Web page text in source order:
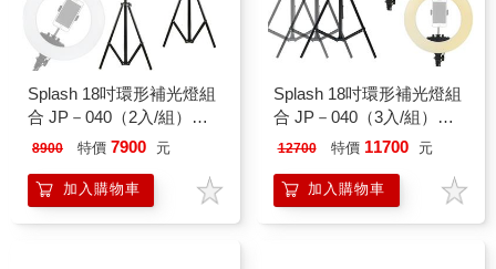
Splash 18吋環形補光燈組
合 JP－040（2入/組）含
燈架（環燈加寬版）
8900 特價 7900 元
加入購物車
Splash 18吋環形補光燈組
合 JP－040（3入/組）含
燈架（環燈加寬版）
12700 特價 11700 元
加入購物車